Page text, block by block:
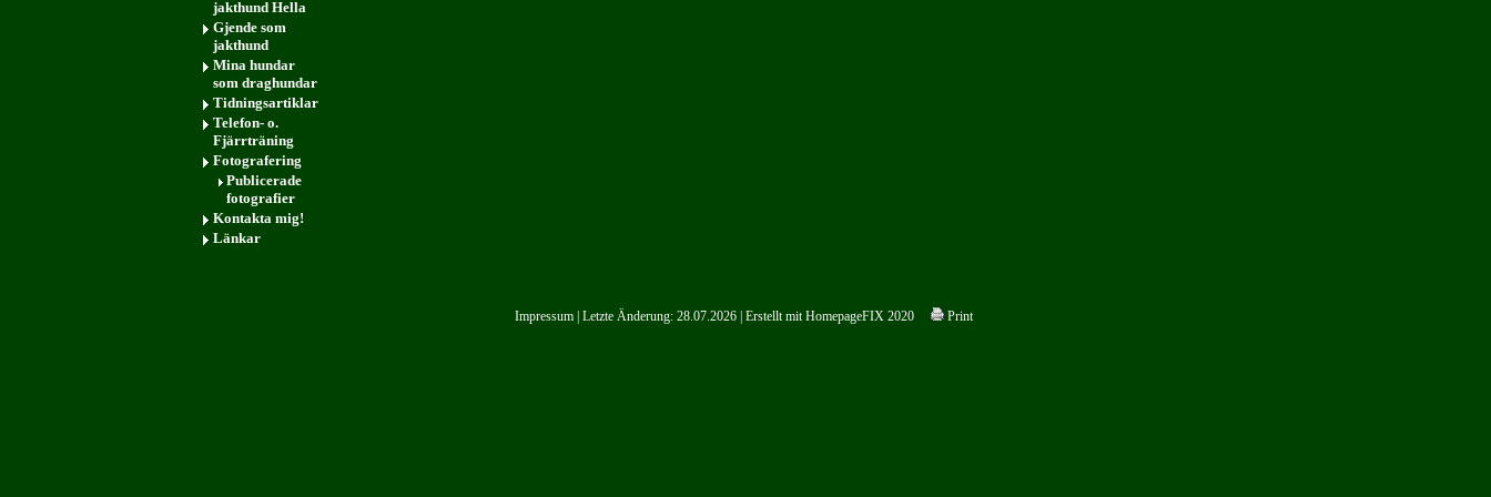
jakthund Hella
Gjende som
jakthund
Mina hundar
som draghundar
Tidningsartiklar
Telefon- o.
Fjärrträning
Fotografering
Publicerade
fotografier
Kontakta mig!
Länkar
Impressum | Letzte Änderung: 28.07.2026 | Erstellt mitHomepageFIX 2020 Print